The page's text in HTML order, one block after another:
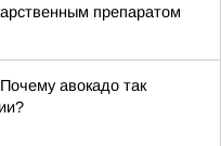
препаратом
авокадо так